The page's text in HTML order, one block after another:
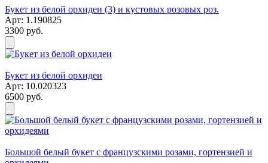
Букет из белой орхидеи (3) и кустовых розовых роз.
Арт: 1.190825
3300 руб.
Букет из белой орхидеи
Арт: 10.020323
6500 руб.
Большой белый букет с французскими розами, гортензией и